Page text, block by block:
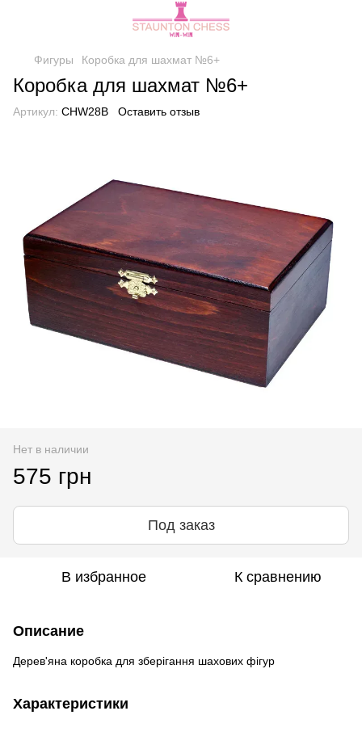
Фигуры Коробка для шахмат №6+
Коробка для шахмат №6+
Артикул: CHW28B Оставить отзыв
Нет в наличии
575 грн
Под заказ
В избранное К сравнению
Описание
Дерев'яна коробка для зберігання шахових фігур
Характеристики